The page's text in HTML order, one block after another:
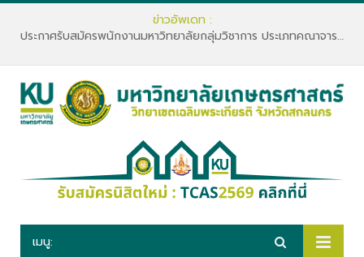
ข่าวอัพเดท :
ประกาศรับสมัครพนักงานมหาวิทยาลัยกลุ่มวิชาการ ประเภทคณาจารย์ประจำ คณะทรัพยากรธรรมชาติและอุตสาหกรรมเกษตร สังกัดภาควิชาเกษตรและทรัพยากร
เมนู: